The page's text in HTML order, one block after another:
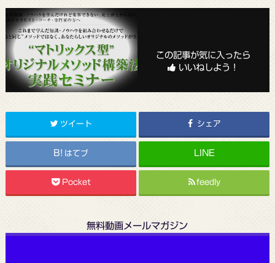
この記事が気に入ったら
いいねしよう！
ツイート シェア
はてブ
Pocket feedly
無料動画メールマガジン